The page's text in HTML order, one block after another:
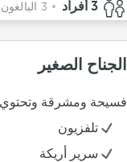
3 البالغون كحد أقصى
الجناح الصغير
فسيحة ومشرقة
تلفزيون
سرير أريكة